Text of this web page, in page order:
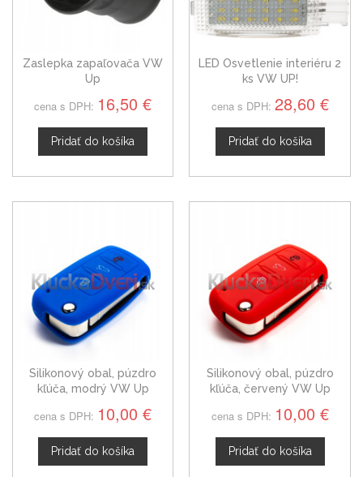
Zaslepka zapaľovača VW
Up
cena s DPH: 16,50 €
Pridať do košíka
LED Osvetlenie interiéru 2
ks VW UP!
cena s DPH: 28,60 €
Pridať do košíka
Silikonový obal, púzdro
kľúča, modrý VW Up
cena s DPH: 10,00 €
Pridať do košíka
Silikonový obal, púzdro
kľúča, červený VW Up
cena s DPH: 10,00 €
Pridať do košíka